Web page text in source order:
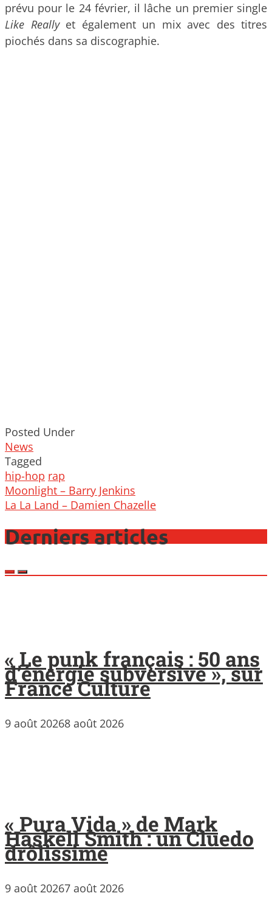
prévu pour le 24 février, il lâche un premier single
Like Reallyet également un mix avec des titres
piochés dans sa discographie.
Posted Under
News
Tagged
hip-hop rap
Post
navigation
Moonlight – Barry Jenkins
La La Land – Damien Chazelle
Derniers articles
« Le punk français : 50 ans
d’énergie subversive », sur
France Culture
9 août 20268 août 2026
« Pura Vida » de Mark
Haskell Smith : un Cluedo
drôlissime
9 août 20267 août 2026